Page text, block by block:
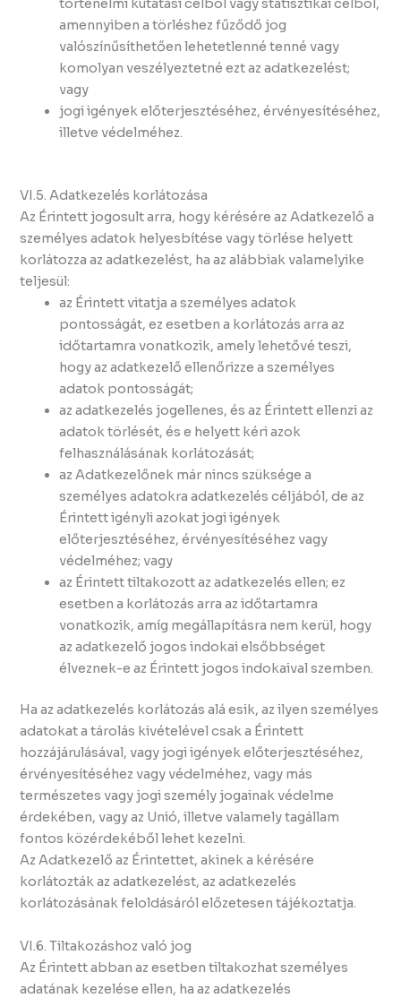
történelmi kutatási célból vagy statisztikai célból,
amennyiben a törléshez fűződő jog
valószínűsíthetően lehetetlenné tenné vagy
komolyan veszélyeztetné ezt az adatkezelést;
vagy
jogi igények előterjesztéséhez, érvényesítéséhez,
illetve védelméhez.
VI.5. Adatkezelés korlátozása
Az Érintett jogosult arra, hogy kérésére az Adatkezelő a
személyes adatok helyesbítése vagy törlése helyett
korlátozza az adatkezelést, ha az alábbiak valamelyike
teljesül:
az Érintett vitatja a személyes adatok
pontosságát, ez esetben a korlátozás arra az
időtartamra vonatkozik, amely lehetővé teszi,
hogy az adatkezelő ellenőrizze a személyes
adatok pontosságát;
az adatkezelés jogellenes, és az Érintett ellenzi az
adatok törlését, és e helyett kéri azok
felhasználásának korlátozását;
az Adatkezelőnek már nincs szüksége a
személyes adatokra adatkezelés céljából, de az
Érintett igényli azokat jogi igények
előterjesztéséhez, érvényesítéséhez vagy
védelméhez; vagy
az Érintett tiltakozott az adatkezelés ellen; ez
esetben a korlátozás arra az időtartamra
vonatkozik, amíg megállapításra nem kerül, hogy
az adatkezelő jogos indokai elsőbbséget
élveznek-e az Érintett jogos indokaival szemben.
Ha az adatkezelés korlátozás alá esik, az ilyen személyes
adatokat a tárolás kivételével csak a Érintett
hozzájárulásával, vagy jogi igények előterjesztéséhez,
érvényesítéséhez vagy védelméhez, vagy más
természetes vagy jogi személy jogainak védelme
érdekében, vagy az Unió, illetve valamely tagállam
fontos közérdekéből lehet kezelni.
Az Adatkezelő az Érintettet, akinek a kérésére
korlátozták az adatkezelést, az adatkezelés
korlátozásának feloldásáról előzetesen tájékoztatja.
VI.6. Tiltakozáshoz való jog
Az Érintett abban az esetben tiltakozhat személyes
adatának kezelése ellen, ha az adatkezelés